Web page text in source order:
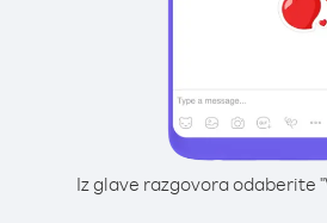
Iz glave razgovora odaberite